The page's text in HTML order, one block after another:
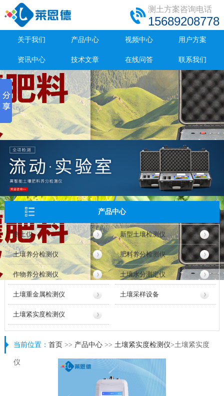
测土方案咨询电话
15689208778
关于我们 产品中心 视频中心 用户方案
资讯中心 技术文章 在线问答 联系我们
产品中心
测土仪 新型土壤检测仪
土壤养分检测仪 肥料养分检测仪
作物养分检测仪 土壤水分测定仪
土壤重金属检测仪 土壤采样设备
土壤紧实度检测仪
当前位置： 首页 >> 产品中心>> 土壤紧实度检测仪>土壤紧实度
仪